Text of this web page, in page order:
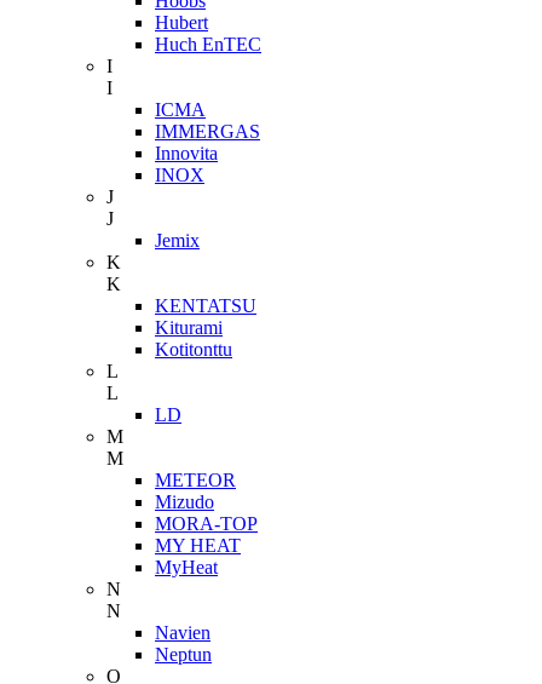
Hubert
Huch EnTEC
I
I
ICMA
IMMERGAS
Innovita
INOX
J
J
Jemix
K
K
KENTATSU
Kiturami
Kotitonttu
L
L
LD
M
M
METEOR
Mizudo
MORA-TOP
MY HEAT
MyHeat
N
N
Navien
Neptun
O